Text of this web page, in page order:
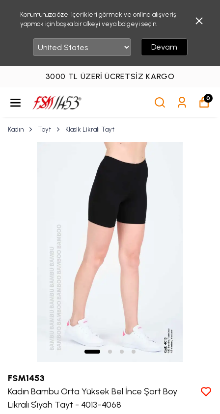
Konumunuza özel içerikleri görmek ve online alışveriş
yapmak için başka bir ülkeyi veya bölgeyi seçin.
Devam
3000 TL ÜZERI ÜCRETSIZ KARGO
0
Kadın Tayt Klasik Likralı Tayt
FSM1453
Kadın Bambu Orta Yüksek Bel İnce Şort Boy
Likralı Si̇yah Tayt - 4013-4068